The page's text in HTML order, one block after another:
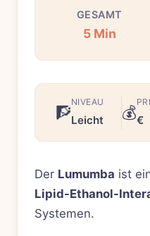
GESAMT
5 Min
🧗
NIVEAU
Leicht 💰€
Der Lumumba ist
Lipid-Ethanol-
Systemen.